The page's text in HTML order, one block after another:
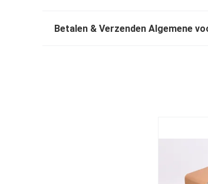
Betalen & Verzenden Algemene